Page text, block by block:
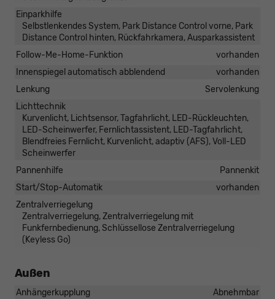
Einparkhilfe
Selbstlenkendes System, Park Distance Control vorne, Park
Distance Control hinten, Rückfahrkamera, Ausparkassistent
Follow-Me-Home-Funktion
vorhanden
Innenspiegel automatisch abblendend
vorhanden
Lenkung
Servolenkung
Lichttechnik
Kurvenlicht, Lichtsensor, Tagfahrlicht, LED-Rückleuchten,
LED-Scheinwerfer, Fernlichtassistent, LED-Tagfahrlicht,
Blendfreies Fernlicht, Kurvenlicht, adaptiv (AFS), Voll-LED
Scheinwerfer
Pannenhilfe
Pannenkit
Start/Stop-Automatik
vorhanden
Zentralverriegelung
Zentralverriegelung, Zentralverriegelung mit
Funkfernbedienung, Schlüssellose Zentralverriegelung
(Keyless Go)
Außen
Anhängerkupplung
Abnehmbar